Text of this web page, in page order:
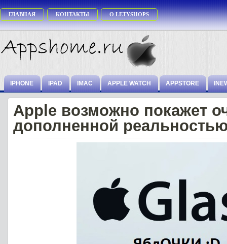
ГЛАВНАЯ КОНТАКТЫ О LETYSHOPS
IPHONE IPAD IMAC APPLE WATCH APPSTORE
Apple возможно покажет
дополненной